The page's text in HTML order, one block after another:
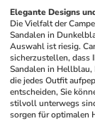
Elegante Designs
Die Vielfalt der
Sandalen in
Auswahl ist riesig.
sicherzustellen, dass
Sandalen in
die jedes Outfit
entscheiden, Sie
stilvoll unterwegs
sorgen für optimalen